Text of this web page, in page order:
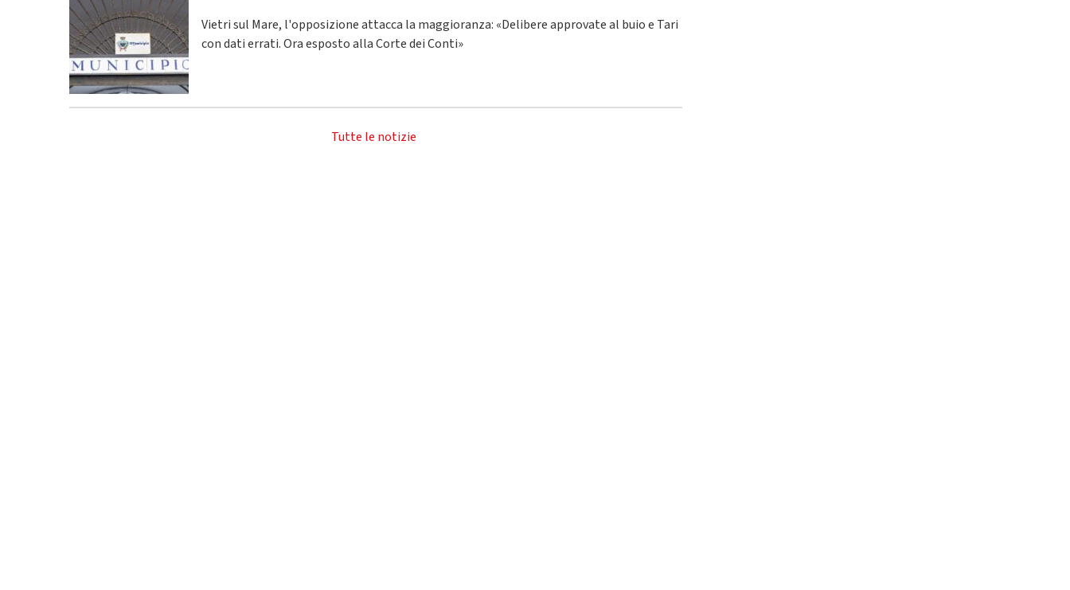
Vietri sul Mare, l'opposizione attacca la maggioranza: «Delibere approvate al buio e Tari
con dati errati. Ora esposto alla Corte dei Conti»
Tutte le notizie